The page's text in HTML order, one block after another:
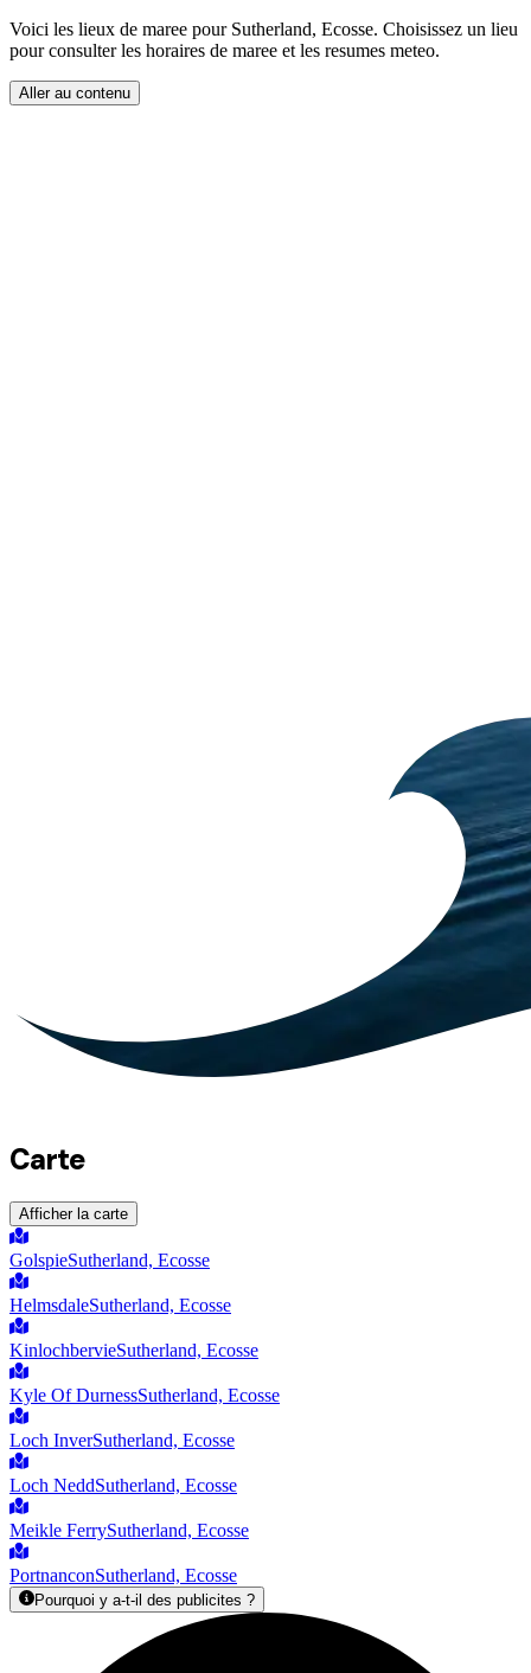
Voici les lieux de maree pour Sutherland, Ecosse. Choisissez un lieu
pour consulter les horaires de maree et les resumes meteo.
Aller au contenu
Carte
Afficher la carte
GolspieSutherland, Ecosse
HelmsdaleSutherland, Ecosse
KinlochbervieSutherland, Ecosse
Kyle Of DurnessSutherland, Ecosse
Loch InverSutherland, Ecosse
Loch NeddSutherland, Ecosse
Meikle FerrySutherland, Ecosse
PortnanconSutherland, Ecosse
Pourquoi y a-t-il des publicites ?